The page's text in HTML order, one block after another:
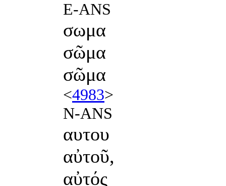
E-ANS
σωμα
σῶμα
σῶμα
<4983>
N-ANS
αυτου
αὐτοῦ,
αὐτός